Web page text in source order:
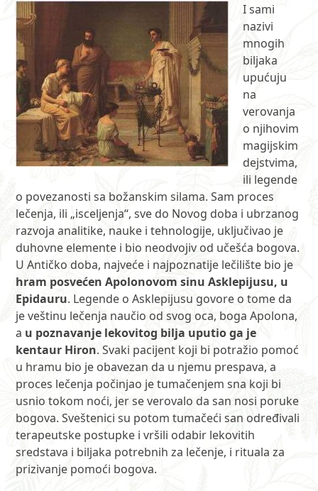
I sami
nazivi
mnogih
biljaka
upućuju
na
verovanja
o njihovim
magijskim
dejstvima,
ili legende
o povezanosti sa božanskim silama. Sam proces
lečenja, ili „isceljenja“, sve do Novog doba i ubrzanog
razvoja analitike, nauke i tehnologije, uključivao je
duhovne elemente i bio neodvojiv od učešća bogova.
U Antičko doba, najveće i najpoznatije lečilište bio je
hram posvećen Apolonovom sinu Asklepijusu, u
Epidauru. Legende o Asklepijusu govore o tome da
je veštinu lečenja naučio od svog oca, boga Apolona,
a u poznavanje lekovitog bilja uputio ga je
kentaur Hiron. Svaki pacijent koji bi potražio pomoć
u hramu bio je obavezan da u njemu prespava, a
proces lečenja počinjao je tumačenjem sna koji bi
usnio tokom noći, jer se verovalo da san nosi poruke
bogova. Sveštenici su potom tumačeći san određivali
terapeutske postupke i vršili odabir lekovitih
sredstava i biljaka potrebnih za lečenje, i rituala za
prizivanje pomoći bogova.